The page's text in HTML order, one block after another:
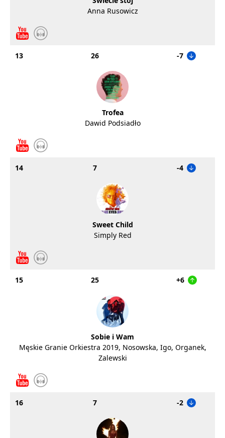
Anna Rusowicz
13 26 -7
Trofea
Dawid Podsiadło
14 7 -4
Sweet Child
Simply Red
15 25 +6
Sobie i Wam
Męskie Granie Orkiestra 2019, Nosowska, Igo, Organek,
Zalewski
16 7 -2